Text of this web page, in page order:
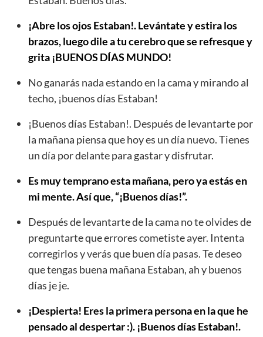
¡Abre los ojos Estaban!. Levántate y estira los
brazos, luego dile a tu cerebro que se refresque y
grita ¡BUENOS DÍAS MUNDO!
No ganarás nada estando en la cama y mirando al
techo, ¡buenos días Estaban!
¡Buenos días Estaban!. Después de levantarte por
la mañana piensa que hoy es un día nuevo. Tienes
un día por delante para gastar y disfrutar.
Es muy temprano esta mañana, pero ya estás en
mi mente. Así que, “¡Buenos días!”.
Después de levantarte de la cama no te olvides de
preguntarte que errores cometiste ayer. Intenta
corregirlos y verás que buen día pasas. Te deseo
que tengas buena mañana Estaban, ah y buenos
días je je.
¡Despierta! Eres la primera persona en la que he
pensado al despertar :). ¡Buenos días Estaban!.